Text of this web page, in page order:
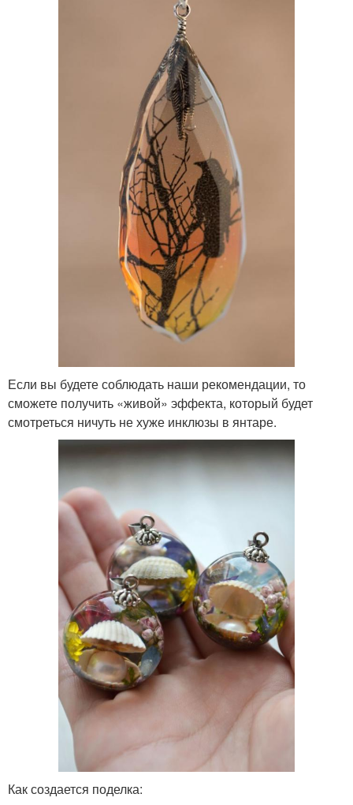
Если вы будете соблюдать наши рекомендации, то
сможете получить «живой» эффекта, который будет
смотреться ничуть не хуже инклюзы в янтаре.
Как создается поделка: